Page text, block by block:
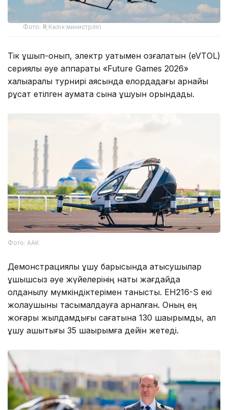
Фото: ҚР Көлік министрлігі
Тік ұшып-қонып, электр қуатымен қозғалатын (eVTOL)
сериялық әуе аппараты «Future Games 2026»
халықаралық турнирі аясында елордадағы арнайы
рұқсат етілген аумақта сынақ ұшуын орындады.
Фото: ААК
Демонстрациялық ұшу барысында қатысушылар
ұшқышсыз әуе жүйелерінің нақты жағдайда
қолданылу мүмкіндіктерімен танысты. EH216-S екі
жолаушыны тасымалдауға арналған. Оның ең
жоғары жылдамдығы сағатына 130 шақырымды, ал
ұшу қашықтығы 35 шақырымға дейін жетеді.